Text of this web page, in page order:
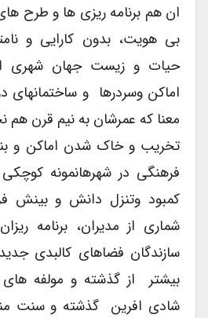
ان هم برنامه ریزی ها و طرح
بی هویت، بدون کارایی و
حیات و زیست جهان شهری است.
اماکن وسردرها و ساختمانهای
معنا که عمرشان به نیم قرن هم
تخریب و خاک شدن اماکن و
فرهنگی در شهرهانمونه کوچکی
کمبود وتنزل دانش و بینش
شماری از مدیران، برنامه
سازندگان فضاهای کالبدی جدید
بیشتر از گذشته و مولفه های
شادی افرین گذشته و سنت